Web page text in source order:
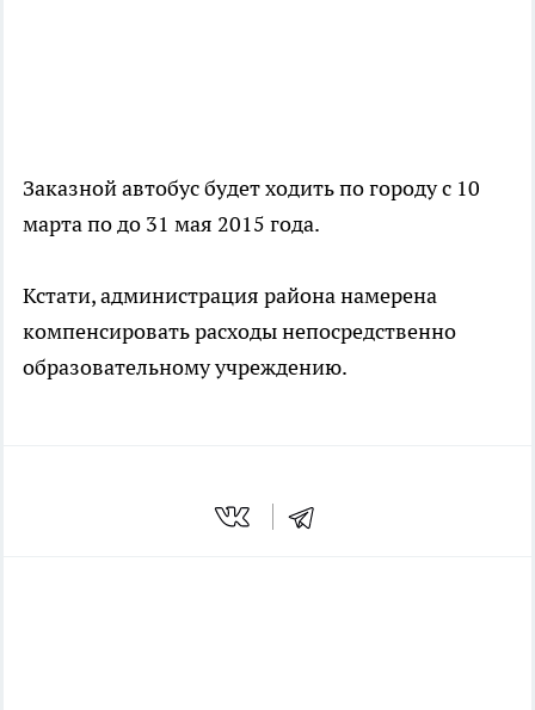
Заказной автобус будет ходить по городу с 10
марта по до 31 мая 2015 года.
Кстати, администрация района намерена
компенсировать расходы непосредственно
образовательному учреждению.